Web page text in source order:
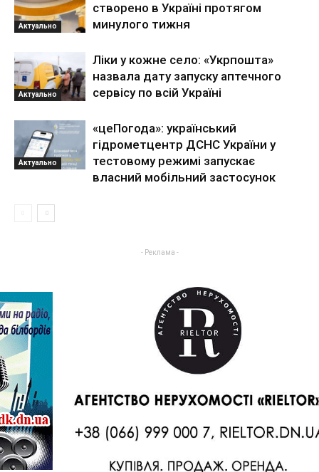
Актуально
створено в Україні протягом
минулого тижня
Актуально
Ліки у кожне село: «Укрпошта»
назвала дату запуску аптечного
сервісу по всій Україні
Актуально
«цеПогода»: український
гідрометцентр ДСНС України у
тестовому режимі запускає
власний мобільний застосунок
- Реклама -